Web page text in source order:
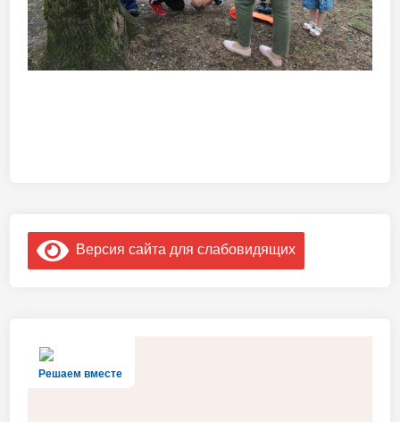
Версия сайта для слабовидящих
Решаем вместе